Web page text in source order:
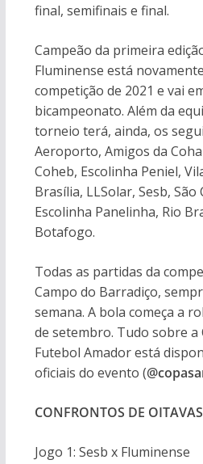
final, semifinais e final.
Campeão da primeira
Fluminense está
competição de 2021 e vai
bicampeonato. Além da
torneio terá, ainda, os
Aeroporto, Amigos da
Coheb, Escolinha Peniel,
Brasília, LLSolar, Sesb, São
Escolinha Panelinha, Rio
Botafogo.
Todas as partidas da
Campo do Barradiço,
semana. A bola começa a
de setembro. Tudo sobre a
Futebol Amador está
oficiais do evento (
CONFRONTOS DE
Jogo 1: Sesb x Fluminense